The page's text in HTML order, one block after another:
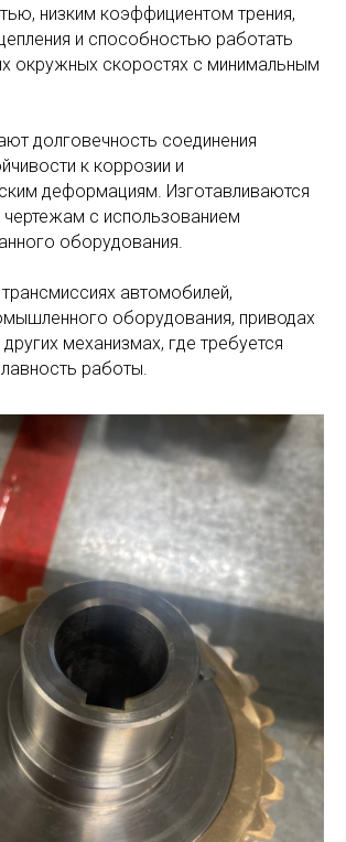
низким коэффициентом трения,
и способностью работать
окружных скоростях с минимальным
долговечность соединения
к коррозии и
деформациям. Изготавливаются
чертежам с использованием
оборудования.
автомобилей,
оборудования, приводах
механизмах, где требуется
работы.